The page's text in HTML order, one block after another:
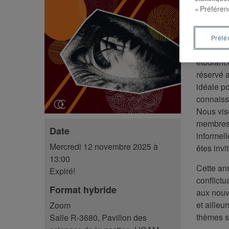
Date
Mercredi 12 novembre 2025 à
13:00
Expiré!
Format hybride
Zoom
Salle R-3680, Pavillon des
place et
Cet
réservé
idéale
Nous
êtes
Cette
aux
et
thèmes
«